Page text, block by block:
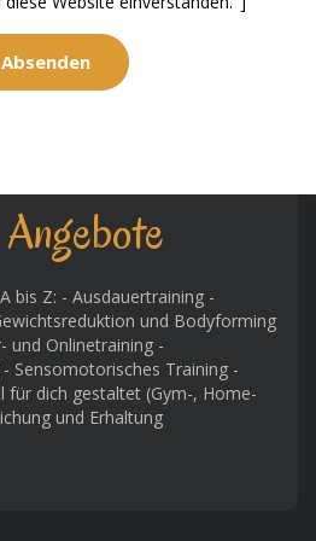
bis Z: - Ausdauertraining -
und Bodyforming
und Onlinetraining -
Sensomotorisches Training -
für dich gestaltet (Gym-, Home-
und Erhaltung